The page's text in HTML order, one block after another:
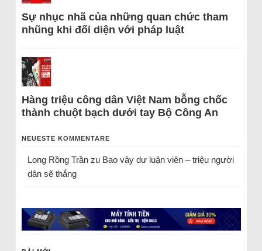
Sự nhục nhã của những quan chức tham
nhũng khi đối diện với pháp luật
Hàng triệu công dân Việt Nam bỗng chốc
thành chuột bạch dưới tay Bộ Công An
NEUESTE KOMMENTARE
Long Rồng Trầnzu Bao vây dư luận viên – triệu người
dân sẽ thắng